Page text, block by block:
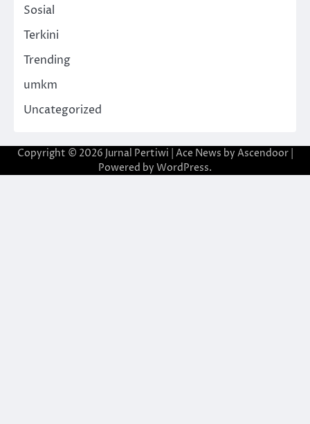
Sosial
Terkini
Trending
umkm
Uncategorized
Copyright © 2026 Jurnal Pertiwi | Ace News by Ascendoor|
Powered by WordPress.